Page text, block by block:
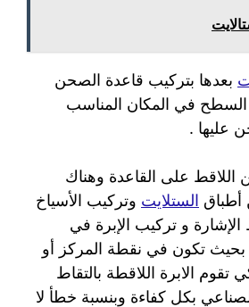
بعدها بتركيب قاعدة الصحن
السطح في المكان المناسب
عليها .
على القاعدة وهناك
الستلايت وتركيب الأسياخ
الإشارة و تركيب الإبرة في
بحيث تكون في نقطة المركز أو
الابرة اللاقطة بالتقاط
بكل كفاءة وبنسبة خطأ لا